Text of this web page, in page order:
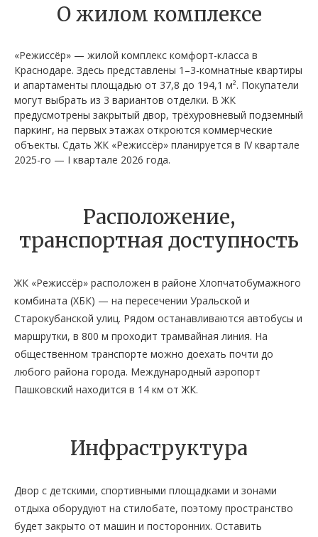
О жилом комплексе
«Режиссёр» — жилой комплекс комфорт-класса в
Краснодаре. Здесь представлены 1–3-комнатные квартиры
и апартаменты площадью от 37,8 до 194,1 м². Покупатели
могут выбрать из 3 вариантов отделки. В ЖК
предусмотрены закрытый двор, трёхуровневый подземный
паркинг, на первых этажах откроются коммерческие
объекты. Сдать ЖК «Режиссёр» планируется в IV квартале
2025-го — I квартале 2026 года.
Расположение,
транспортная доступность
ЖК «Режиссёр» расположен в районе Хлопчатобумажного
комбината (ХБК) — на пересечении Уральской и
Старокубанской улиц. Рядом останавливаются автобусы и
маршрутки, в 800 м проходит трамвайная линия. На
общественном транспорте можно доехать почти до
любого района города. Международный аэропорт
Пашковский находится в 14 км от ЖК.
Инфраструктура
Двор с детскими, спортивными площадками и зонами
отдыха оборудуют на стилобате, поэтому пространство
будет закрыто от машин и посторонних. Оставить